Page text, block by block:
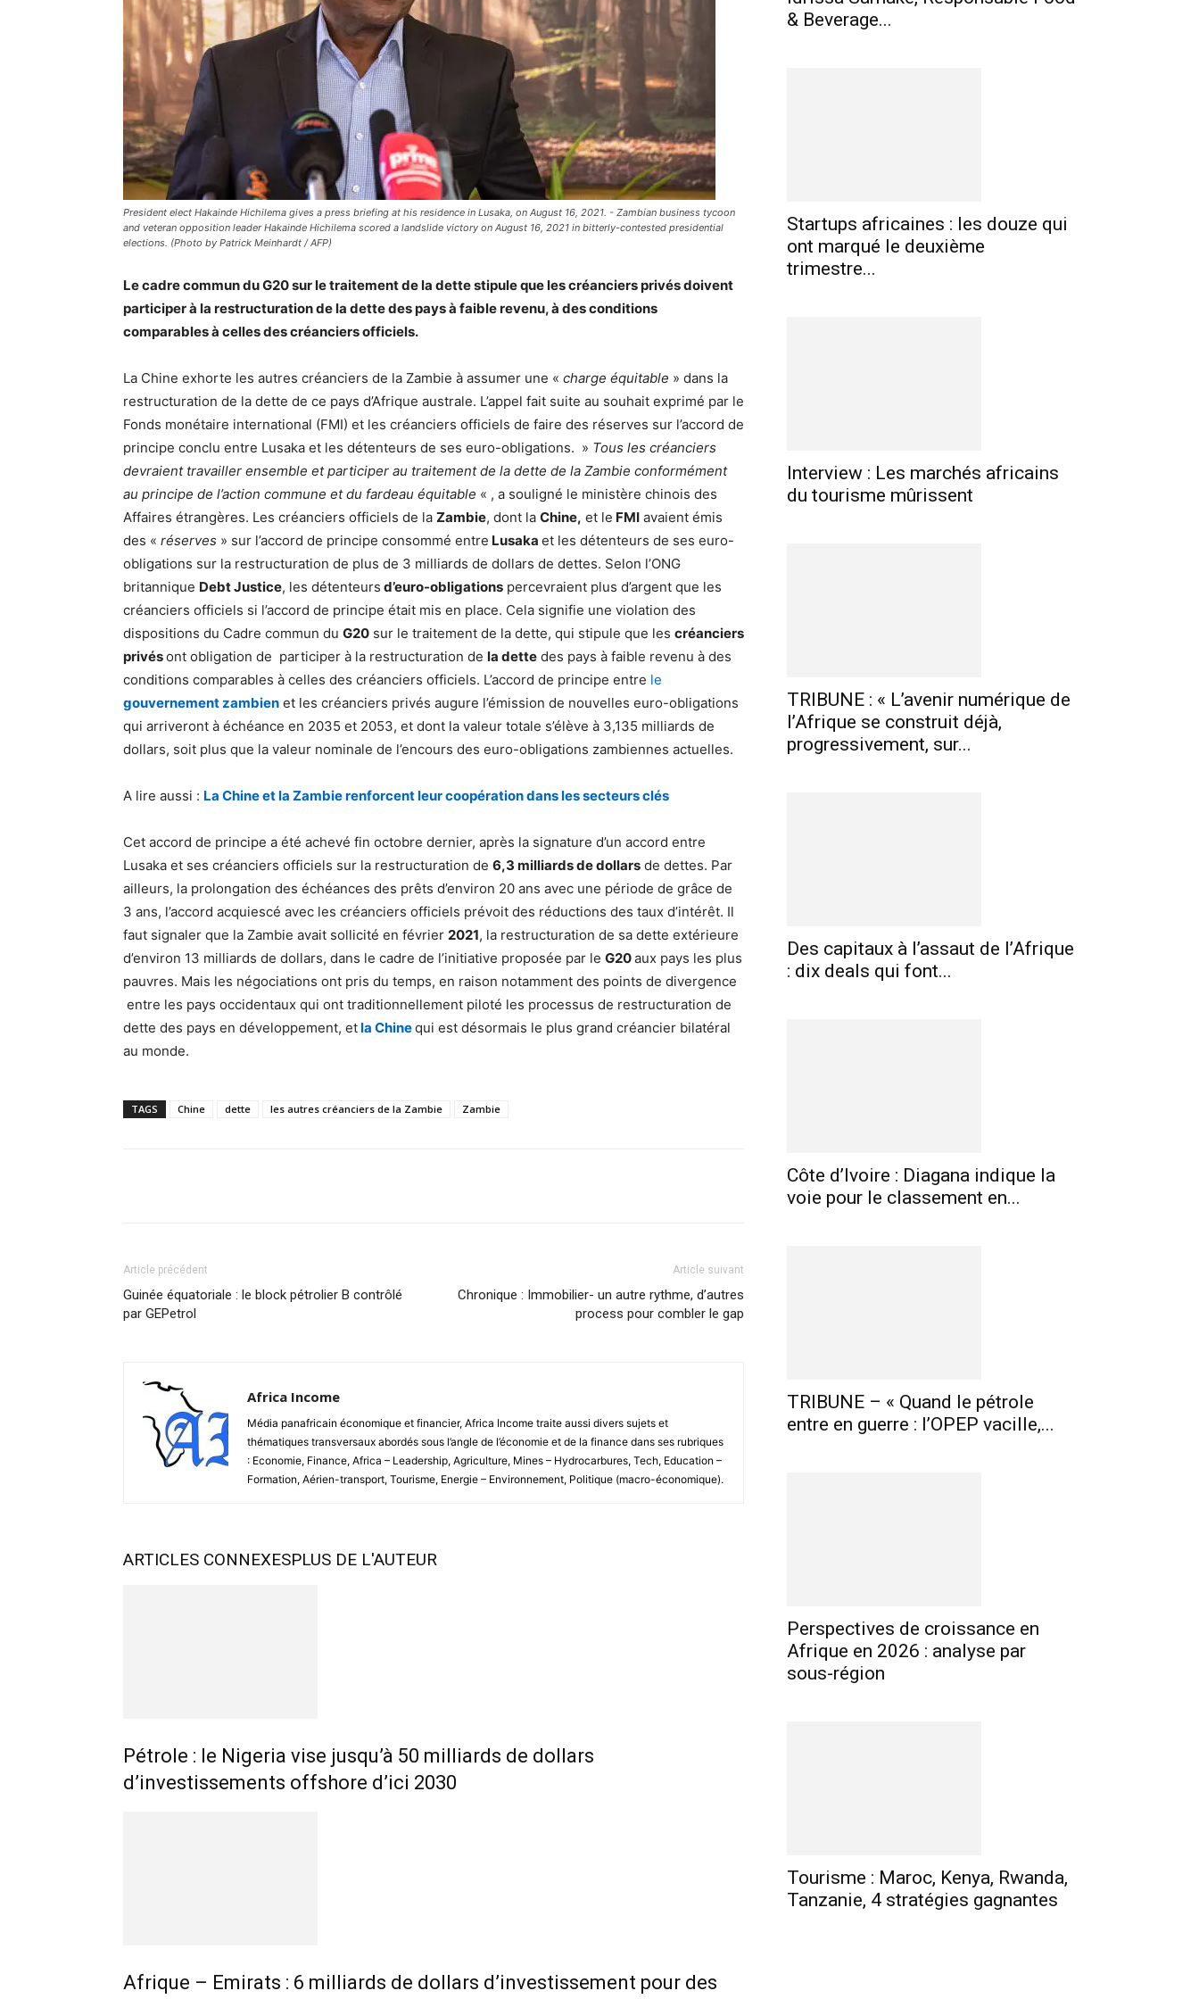
President elect Hakainde Hichilema gives a press briefing at his residence in Lusaka, on August 16, 2021. - Zambian business tycoon
and veteran opposition leader Hakainde Hichilema scored a landslide victory on August 16, 2021 in bitterly-contested presidential
elections. (Photo by Patrick Meinhardt / AFP)
Le cadre commun du G20 sur le traitement de la dette stipule que les créanciers privés doivent
participer à la restructuration de la dette des pays à faible revenu, à des conditions
comparables à celles des créanciers officiels.
La Chine exhorte les autres créanciers de la Zambie à assumer une « charge équitable » dans la
restructuration de la dette de ce pays d’Afrique australe. L’appel fait suite au souhait exprimé par le
Fonds monétaire international (FMI) et les créanciers officiels de faire des réserves sur l’accord de
principe conclu entre Lusaka et les détenteurs de ses euro-obligations. » Tous les créanciers
devraient travailler ensemble et participer au traitement de la dette de la Zambie conformément
au principe de l’action commune et du fardeau équitable « , a souligné le ministère chinois des
Affaires étrangères. Les créanciers officiels de la Zambie, dont la Chine, et le FMI avaient émis
des « réserves » sur l’accord de principe consommé entre Lusaka et les détenteurs de ses euro-
obligations sur la restructuration de plus de 3 milliards de dollars de dettes. Selon l’ONG
britannique Debt Justice, les détenteurs d’euro-obligations percevraient plus d’argent que les
créanciers officiels si l’accord de principe était mis en place. Cela signifie une violation des
dispositions du Cadre commun du G20 sur le traitement de la dette, qui stipule que les créanciers
privésont obligation de participer à la restructuration de la dette des pays à faible revenu à des
conditions comparables à celles des créanciers officiels. L’accord de principe entre le
gouvernement zambien et les créanciers privés augure l’émission de nouvelles euro-obligations
qui arriveront à échéance en 2035 et 2053, et dont la valeur totale s’élève à 3,135 milliards de
dollars, soit plus que la valeur nominale de l’encours des euro-obligations zambiennes actuelles.
A lire aussi : La Chine et la Zambie renforcent leur coopération dans les secteurs clés
Cet accord de principe a été achevé fin octobre dernier, après la signature d’un accord entre
Lusaka et ses créanciers officiels sur la restructuration de 6,3 milliards de dollars de dettes. Par
ailleurs, la prolongation des échéances des prêts d’environ 20 ans avec une période de grâce de
3 ans, l’accord acquiescé avec les créanciers officiels prévoit des réductions des taux d’intérêt. Il
faut signaler que la Zambie avait sollicité en février 2021, la restructuration de sa dette extérieure
d’environ 13 milliards de dollars, dans le cadre de l’initiative proposée par le G20aux pays les plus
pauvres. Mais les négociations ont pris du temps, en raison notamment des points de divergence
entre les pays occidentaux qui ont traditionnellement piloté les processus de restructuration de
dette des pays en développement, etla Chinequi est désormais le plus grand créancier bilatéral
au monde.
TAGS Chine dette les autres créanciers de la Zambie Zambie
E-mail Imprimer Telegram
Article précédent
Guinée équatoriale : le block pétrolier B contrôlé
par GEPetrol
Article suivant
Chronique : Immobilier- un autre rythme, d’autres
process pour combler le gap
Africa Income
Média panafricain économique et financier, Africa Income traite aussi divers sujets et
thématiques transversaux abordés sous l’angle de l’économie et de la finance dans ses rubriques
: Economie, Finance, Africa – Leadership, Agriculture, Mines – Hydrocarbures, Tech, Education –
Formation, Aérien-transport, Tourisme, Energie – Environnement, Politique (macro-économique).
ARTICLES CONNEXESPLUS DE L'AUTEUR
Pétrole : le Nigeria vise jusqu’à 50 milliards de dollars
d’investissements offshore d’ici 2030
Afrique – Emirats : 6 milliards de dollars d’investissement pour des
& Beverage...
Startups africaines : les douze qui
ont marqué le deuxième
trimestre...
Interview : Les marchés africains
du tourisme mûrissent
TRIBUNE : « L’avenir numérique de
l’Afrique se construit déjà,
progressivement, sur...
Des capitaux à l’assaut de l’Afrique
: dix deals qui font...
Côte d’Ivoire : Diagana indique la
voie pour le classement en...
TRIBUNE – « Quand le pétrole
entre en guerre : l’OPEP vacille,...
Perspectives de croissance en
Afrique en 2026 : analyse par
sous-région
Tourisme : Maroc, Kenya, Rwanda,
Tanzanie, 4 stratégies gagnantes